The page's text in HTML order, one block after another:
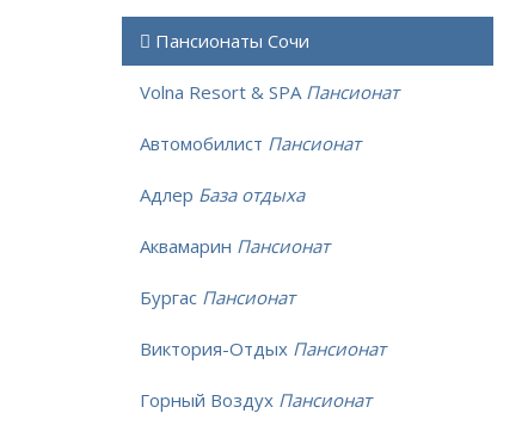
Пансионаты Сочи
Volna Resort & SPA Пансионат
Автомобилист Пансионат
Адлер База отдыха
Аквамарин Пансионат
Бургас Пансионат
Виктория-Отдых Пансионат
Горный Воздух Пансионат